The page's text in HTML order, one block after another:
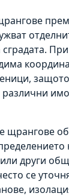
различни
щрангове
други
се